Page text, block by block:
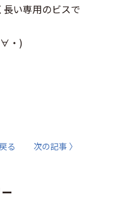
い専用のビスで
∀・)
る 次の記事 〉